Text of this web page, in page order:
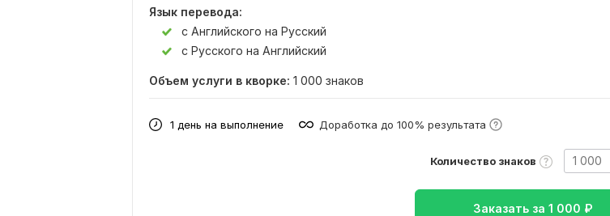
Язык перевода:
с Английского на Русский
с Русского на Английский
Объем услуги в кворке: 1 000 знаков
1 день на выполнение Доработка до 100% результата
Количество знаков
Заказать за 1 000 ₽